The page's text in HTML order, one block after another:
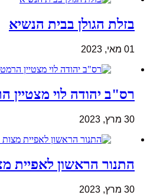
בזלת הגולן בבית הנשיא
01 מאי, 2023
רס"ב יהודה לוי מצטיין
30 מרץ, 2023
התנור הראשון לאפיית
30 מרץ, 2023